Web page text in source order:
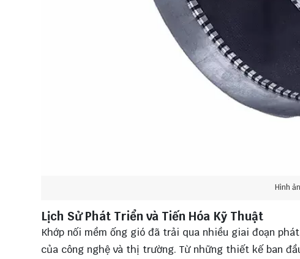
Hình
Lịch Sử Phát Triển và Tiến Hóa Kỹ Thuật
Khớp nối mềm ống gió đã trải qua nhiều giai đoạn
của công nghệ và thị trường. Từ những thiết kế ban